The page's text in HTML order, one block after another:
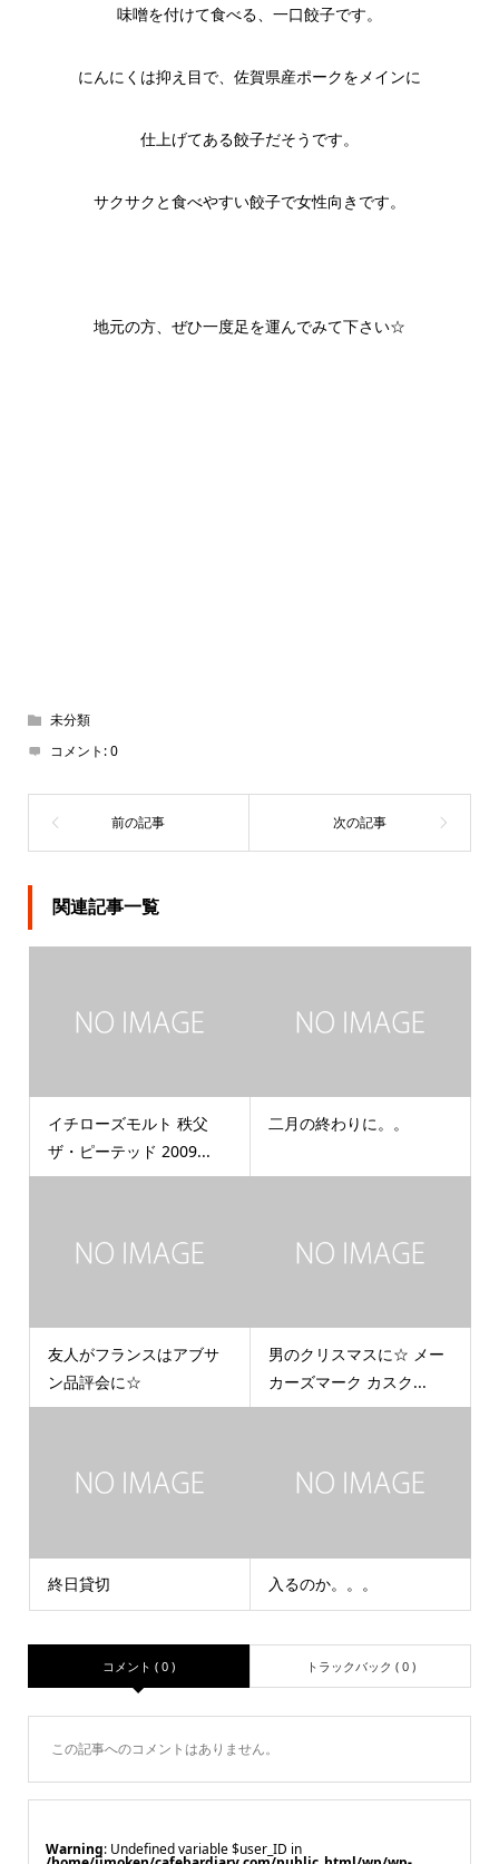
味噌を付けて食べる、一口餃子です。
にんにくは抑え目で、佐賀県産ポークをメインに
仕上げてある餃子だそうです。
サクサクと食べやすい餃子で女性向きです。
地元の方、ぜひ一度足を運んでみて下さい☆
未分類
コメント:0
関連記事一覧
イチローズモルト 秩父
ザ・ピーテッド 2009...
二月の終わりに。。
友人がフランスはアブサ
ン品評会に☆
男のクリスマスに☆ メー
カーズマーク カスク...
終日貸切 入るのか。。。
コメント ( 0 ) トラックバック ( 0 )
この記事へのコメントはありません。
Warning : Undefined variable $user_ID in